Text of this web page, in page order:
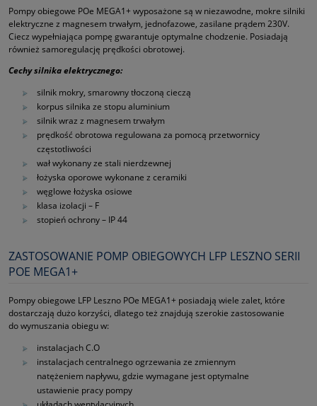
Pompy obiegowe POe MEGA1+ wyposażone są w niezawodne, mokre silniki
elektryczne z magnesem trwałym, jednofazowe, zasilane prądem 230V.
Ciecz wypełniająca pompę gwarantuje optymalne chodzenie. Posiadają
również samoregulację prędkości obrotowej.
Cechy silnika elektrycznego:
silnik mokry, smarowny tłoczoną cieczą
korpus silnika ze stopu aluminium
silnik wraz z magnesem trwałym
prędkość obrotowa regulowana za pomocą przetwornicy
częstotliwości
wał wykonany ze stali nierdzewnej
łożyska oporowe wykonane z ceramiki
węglowe łożyska osiowe
klasa izolacji – F
stopień ochrony – IP 44
ZASTOSOWANIE POMP OBIEGOWYCH LFP LESZNO SERII
POE MEGA1+
Pompy obiegowe LFP Leszno POe MEGA1+ posiadają wiele zalet, które
dostarczają dużo korzyści, dlatego też znajdują szerokie zastosowanie
do wymuszania obiegu w:
instalacjach C.O
instalacjach centralnego ogrzewania ze zmiennym
natężeniem napływu, gdzie wymagane jest optymalne
ustawienie pracy pompy